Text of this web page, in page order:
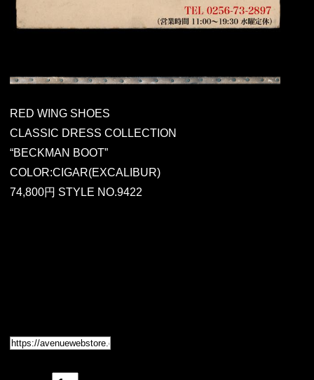
RED WING SHOES
CLASSIC DRESS COLLECTION
“BECKMAN BOOT”
COLOR:CIGAR(EXCALIBUR)
74,800円 STYLE NO.9422